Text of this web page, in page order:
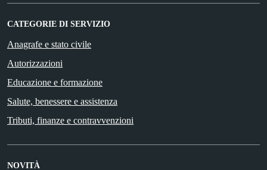
CATEGORIE DI SERVIZIO
Anagrafe e stato civile
Autorizzazioni
Educazione e formazione
Salute, benessere e assistenza
Tributi, finanze e contravvenzioni
NOVITÀ